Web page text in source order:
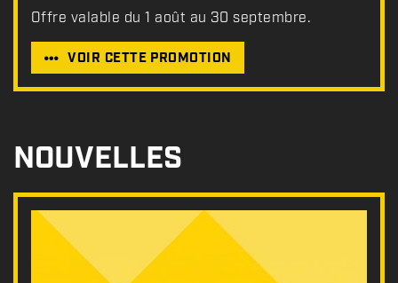
Offre valable du 1 août au 30 septembre.
VOIR CETTE PROMOTION
NOUVELLES